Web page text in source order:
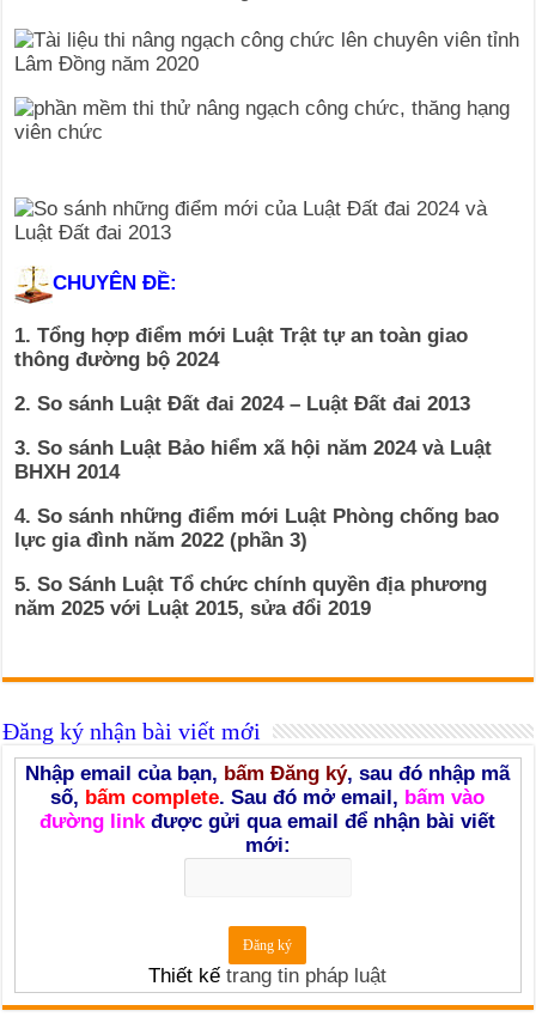
CHUYÊN ĐỀ:
1. Tổng hợp điểm mới Luật Trật tự an toàn giao
thông đường bộ 2024
2. So sánh Luật Đất đai 2024 – Luật Đất đai 2013
3. So sánh Luật Bảo hiểm xã hội năm 2024 và Luật
BHXH 2014
4. So sánh những điểm mới Luật Phòng chống bao
lực gia đình năm 2022 (phần 3)
5. So Sánh Luật Tổ chức chính quyền địa phương
năm 2025 với Luật 2015, sửa đổi 2019
Đăng ký nhận bài viết mới
Nhập email của bạn, bấm Đăng ký, sau đó nhập mã
số, bấm complete. Sau đó mở email, bấm vào
đường link được gửi qua email để nhận bài viết
mới:
Thiết kếtrang tin pháp luật